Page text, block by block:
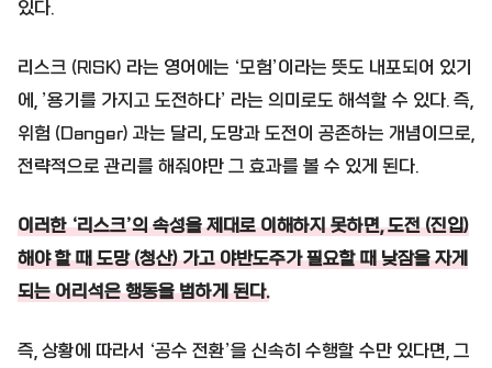
있다.
리스크 (RISK) 라는 영어에는 ‘모험’이라는 뜻도 내포되어 있기
에, ’용기를 가지고 도전하다’ 라는 의미로도 해석할 수 있다. 즉,
위험 (Danger) 과는 달리, 도망과 도전이 공존하는 개념이므로,
전략적으로 관리를 해줘야만 그 효과를 볼 수 있게 된다.
이러한 ‘리스크’의 속성을 제대로 이해하지 못하면, 도전 (진입)
해야 할 때 도망 (청산) 가고 야반도주가 필요할 때 낮잠을 자게
되는 어리석은 행동을 범하게 된다.
즉, 상황에 따라서 ‘공수 전환’을 신속히 수행할 수만 있다면, 그